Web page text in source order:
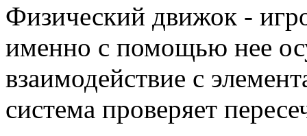
Физический движок -
именно с помощью нее
взаимодействие с
система проверяет